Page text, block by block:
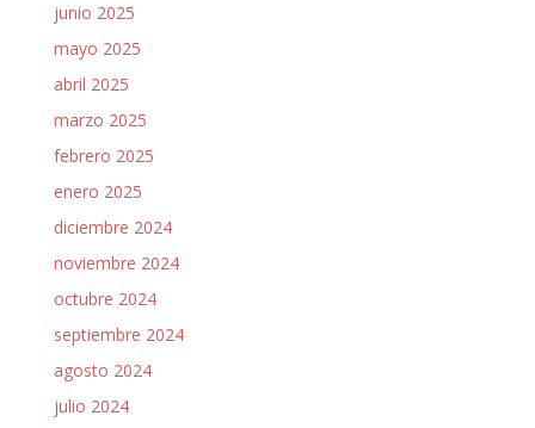
junio 2025
mayo 2025
abril 2025
marzo 2025
febrero 2025
enero 2025
diciembre 2024
noviembre 2024
octubre 2024
septiembre 2024
agosto 2024
julio 2024